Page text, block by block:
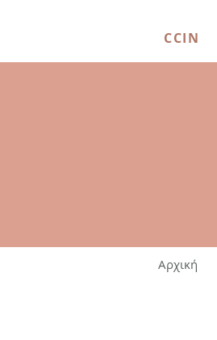
CCIN
Αρχική